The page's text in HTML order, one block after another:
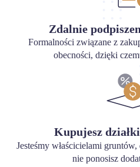
Zdalnie
Formalności związane z
obecności, dzięki
Kupujesz
Jesteśmy właścicielami
nie ponosisz